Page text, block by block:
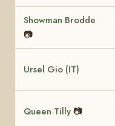
Showman Brodde
📷
Ursel Gio (IT)
Queen Tilly 📷